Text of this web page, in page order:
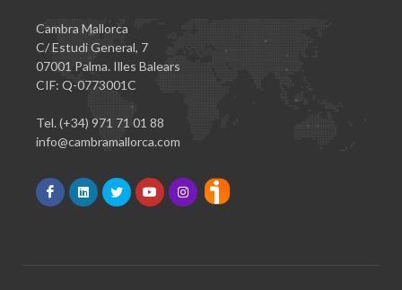
Cambra Mallorca
C/ Estudi General, 7
07001 Palma. Illes Balears
CIF: Q-0773001C
Tel. (+34) 971 71 01 88
info@cambramallorca.com